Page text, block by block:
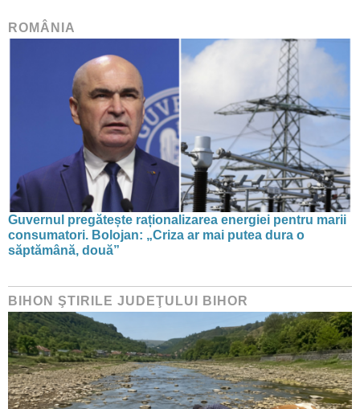
ROMÂNIA
Guvernul pregătește raționalizarea energiei pentru marii
consumatori. Bolojan: „Criza ar mai putea dura o
săptămână, două”
BIHON ŞTIRILE JUDEŢULUI BIHOR